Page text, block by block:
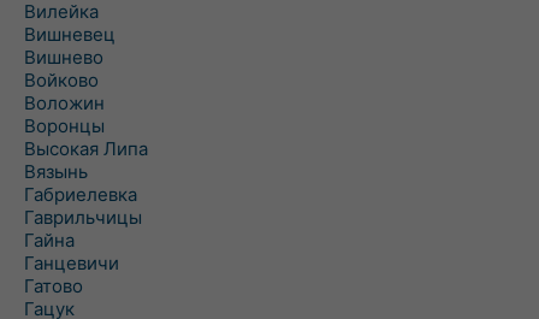
Вилейка
Вишневец
Вишнево
Войково
Воложин
Воронцы
Высокая Липа
Вязынь
Габриелевка
Гаврильчицы
Гайна
Ганцевичи
Гатово
Гацук